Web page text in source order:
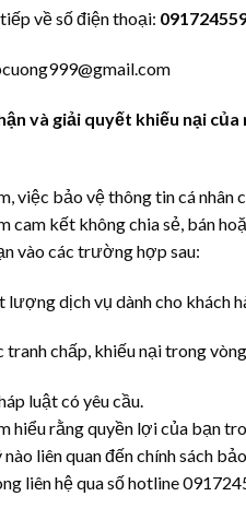
về số điện thoại:
và giải quyết khiếu nại
việc bảo vệ thông tin cá
cam kết không chia sẻ, bán
vào các trường hợp sau:
lượng dịch vụ dành cho khách
tranh chấp, khiếu nại trong
luật có yêu cầu.
hiểu rằng quyền lợi của bạn
liên quan đến chính sách
liên hệ qua số hotline